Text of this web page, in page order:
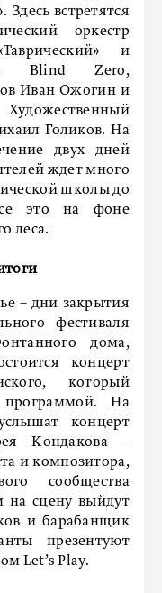
встретятся
оркестр
и
Blind Zero,
Иван Ожогин и
Голиков. На
двух дней
ждет много
школы до
это на фоне
леса.
– дни закрытия
фестиваля
дома,
концерт
который
программой. На
концерт
Кондакова –
и композитора,
сообщества
на сцену выйдут
и барабанщик
презентуют
Let’s Play.